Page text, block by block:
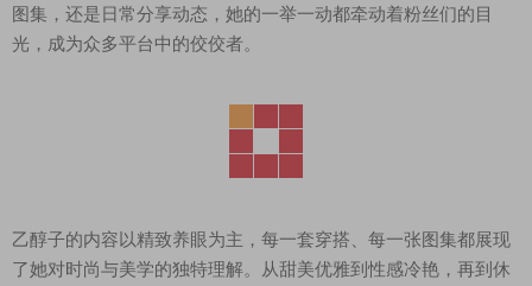
图集，还是日常分享动态，她的一举一动都牵动着粉丝们的目
光，成为众多平台中的佼佼者。
乙醇子的内容以精致养眼为主，每一套穿搭、每一张图集都展现
了她对时尚与美学的独特理解。从甜美优雅到性感冷艳，再到休